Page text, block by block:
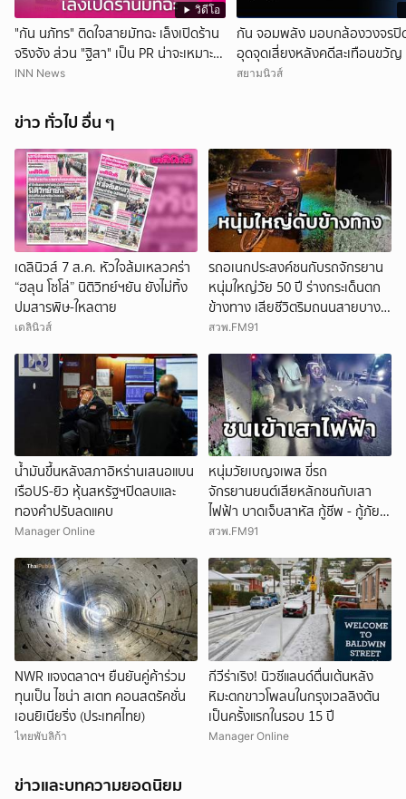
วิดีโอ
"กัน นภัทร" ติดใจสายมัทฉะ เล็งเปิดร้าน
จริงจัง ส่วน "ฐิสา" เป็น PR น่าจะเหมาะ
กว่า
INN News
กัน จอมพลัง มอบกล้องวงจรปิ
อุดจุดเสี่ยงหลังคดีสะเทือนขวัญ
สยามนิวส์
ข่าว ทั่วไป อื่น ๆ
เดลินิวส์ 7 ส.ค. หัวใจล้มเหลวคร่า
“ฮลุน โซโล่” นิติวิทย์ฯยัน ยังไม่ทิ้ง
ปมสารพิษ-ใหลตาย
เดลินิวส์
รถอเนกประสงค์ชนกับรถจักรยาน
หนุ่มใหญ่วัย 50 ปี ร่างกระเด็นตก
ข้างทาง เสียชีวิตริมถนนสายบาง
ขันธ์ - หนองเสือ จ.ปทุมธานี
สวพ.FM91
น้ำมันขึ้นหลังสภาอิหร่านเสนอแบน
เรือUS-ยิว หุ้นสหรัฐฯปิดลบและ
ทองคำปรับลดแคบ
Manager Online
หนุ่มวัยเบญจเพส ขี่รถ
จักรยานยนต์เสียหลักชนกับเสา
ไฟฟ้า บาดเจ็บสาหัส กู้ชีพ - กู้ภัย
เร่งทำ CPR แต่ไม่เป็นผล
สวพ.FM91
NWR แจงตลาดฯ ยืนยันคู่ค้าร่วม
ทุนเป็น ไชน่า สเตท คอนสตรัคชั่น
เอนยิเนียริ่ง (ประเทศไทย)
ไทยพับลิก้า
กีวีร่าเริง! นิวซีแลนด์ตื่นเต้นหลัง
หิมะตกขาวโพลนในกรุงเวลลิงตัน
เป็นครั้งแรกในรอบ 15 ปี
Manager Online
ข่าวและบทความยอดนิยม